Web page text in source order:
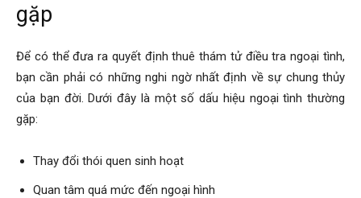
gặp
Để có thể đưa ra quyết định thuê thám tử điều tra ngoại tình,
bạn cần phải có những nghi ngờ nhất định về sự chung thủy
của bạn đời. Dưới đây là một số dấu hiệu ngoại tình thường
gặp:
Thay đổi thói quen sinh hoạt
Quan tâm quá mức đến ngoại hình